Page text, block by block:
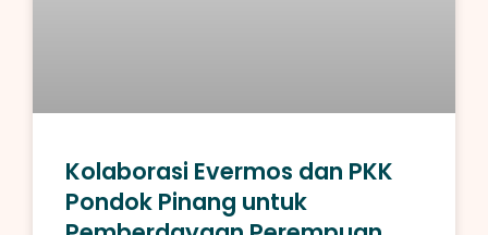
Kolaborasi Evermos dan PKK
Pondok Pinang untuk